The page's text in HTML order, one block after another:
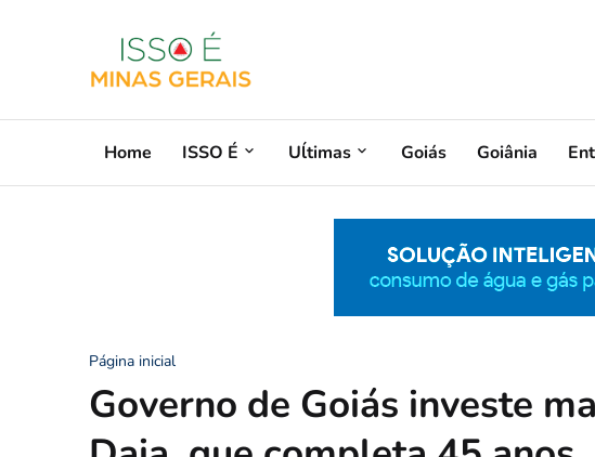
Home ISSO É Uĺtimas Goiás Goiânia
Página inicial
Governo de Goiás investe